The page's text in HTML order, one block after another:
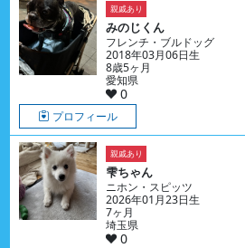
親戚あり
みのじくん
フレンチ・ブルドッグ
2018年03月06日生
8歳5ヶ月
愛知県
0
プロフィール
親戚あり
雫ちゃん
ニホン・スピッツ
2026年01月23日生
7ヶ月
埼玉県
0